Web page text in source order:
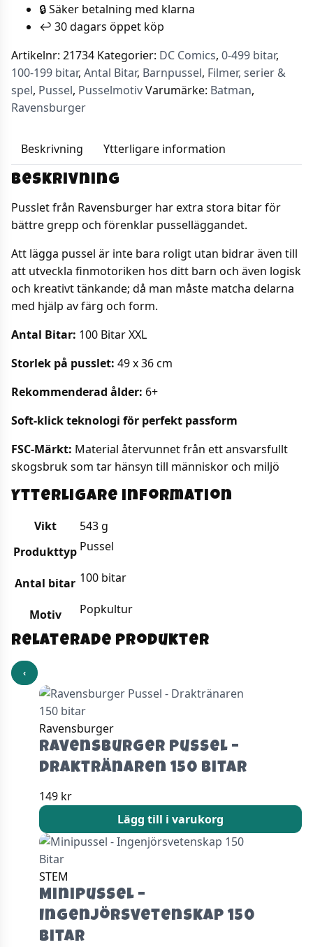
Batmobile
bitar
XXL
mängd
🔒 Säker betalning med klarna
↩️ 30 dagars öppet köp
Artikelnr: 21734 Kategorier: DC Comics, 0-499 bitar,
100-199 bitar, Antal Bitar, Barnpussel, Filmer, serier &
spel, Pussel, PusselmotivVarumärke: Batman,
Ravensburger
Beskrivning Ytterligare information
Beskrivning
Pusslet från Ravensburger har extra stora bitar för
bättre grepp och förenklar pusselläggandet.
Att lägga pussel är inte bara roligt utan bidrar även till
att utveckla finmotoriken hos ditt barn och även logisk
och kreativt tänkande; då man måste matcha delarna
med hjälp av färg och form.
Antal Bitar: 100 Bitar XXL
Storlek på pusslet: 49 x 36 cm
Rekommenderad ålder: 6+
Soft-klick teknologi för perfekt passform
FSC-Märkt: Material återvunnet från ett ansvarsfullt
skogsbruk som tar hänsyn till människor och miljö
Ytterligare information
Vikt
543 g
Produkttyp Pussel
Antal bitar 100 bitar
Motiv Popkultur
Relaterade produkter
‹
Ravensburger
Ravensburger Pussel –
Draktränaren 150 bitar
149 kr
Lägg till i varukorg
STEM
Minipussel –
Ingenjörsvetenskap 150
Bitar